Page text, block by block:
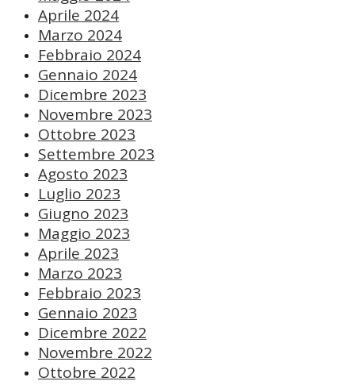
Aprile 2024
Marzo 2024
Febbraio 2024
Gennaio 2024
Dicembre 2023
Novembre 2023
Ottobre 2023
Settembre 2023
Agosto 2023
Luglio 2023
Giugno 2023
Maggio 2023
Aprile 2023
Marzo 2023
Febbraio 2023
Gennaio 2023
Dicembre 2022
Novembre 2022
Ottobre 2022